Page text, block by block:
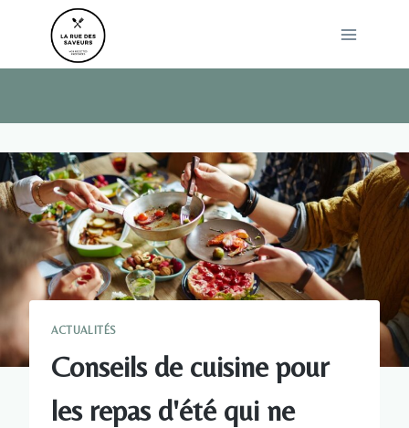
ACTUALITÉS
Conseils de cuisine pour
les repas d'été qui ne